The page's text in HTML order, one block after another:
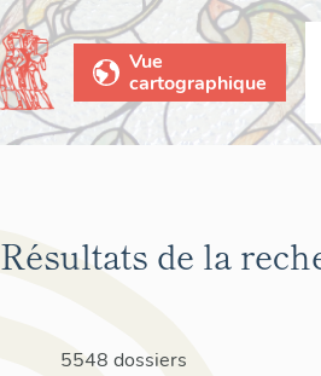
Vue
cartographique
Résultats de la
5548 dossiers